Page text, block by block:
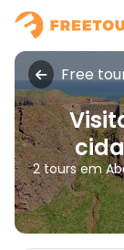
Free
2 tours em